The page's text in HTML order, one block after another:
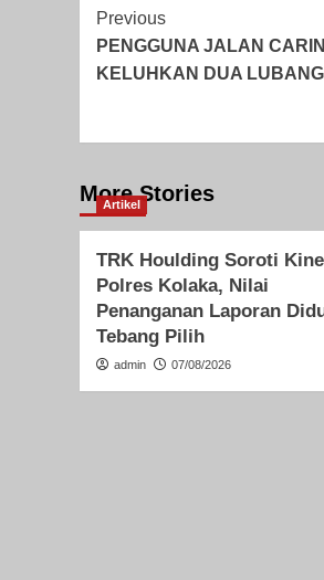
Post
Navigation
Previous
PENGGUNA JALAN
KELUHKAN DUA
More Stories
Artikel
TRK Houlding Soroti
Polres Kolaka, Nilai
Penanganan Laporan
Tebang Pilih
admin 07/08/2026